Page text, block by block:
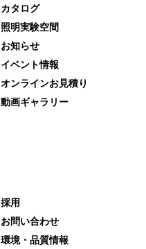
カタログ
照明実験空間
お知らせ
イベント情報
オンラインお見積り
動画ギャラリー
採用
お問い合わせ
環境・品質情報